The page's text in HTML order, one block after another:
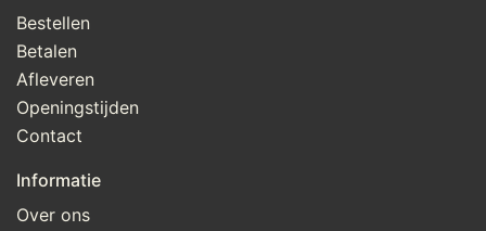
Bestellen
Betalen
Afleveren
Openingstijden
Contact
Informatie
Over ons